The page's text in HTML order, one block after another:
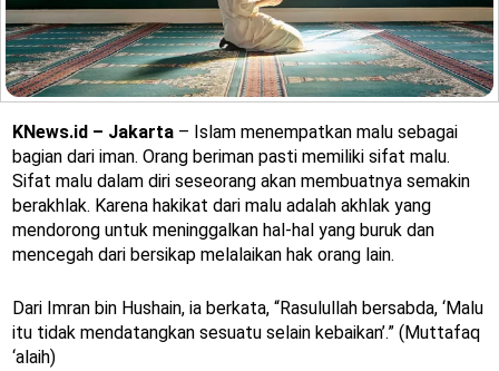
KNews.id – Jakarta – Islam menempatkan malu sebagai
bagian dari iman. Orang beriman pasti memiliki sifat malu.
Sifat malu dalam diri seseorang akan membuatnya semakin
berakhlak. Karena hakikat dari malu adalah akhlak yang
mendorong untuk meninggalkan hal-hal yang buruk dan
mencegah dari bersikap melalaikan hak orang lain.
Dari Imran bin Hushain, ia berkata, “Rasulullah bersabda, ‘Malu
itu tidak mendatangkan sesuatu selain kebaikan’.” (Muttafaq
‘alaih)